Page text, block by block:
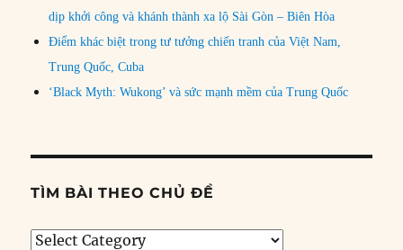
dịp khởi công và khánh thành xa lộ Sài Gòn – Biên Hòa
Điểm khác biệt trong tư tưởng chiến tranh của Việt Nam,
Trung Quốc, Cuba
‘Black Myth: Wukong’ và sức mạnh mềm của Trung Quốc
TÌM BÀI THEO CHỦ ĐỀ
Tìm